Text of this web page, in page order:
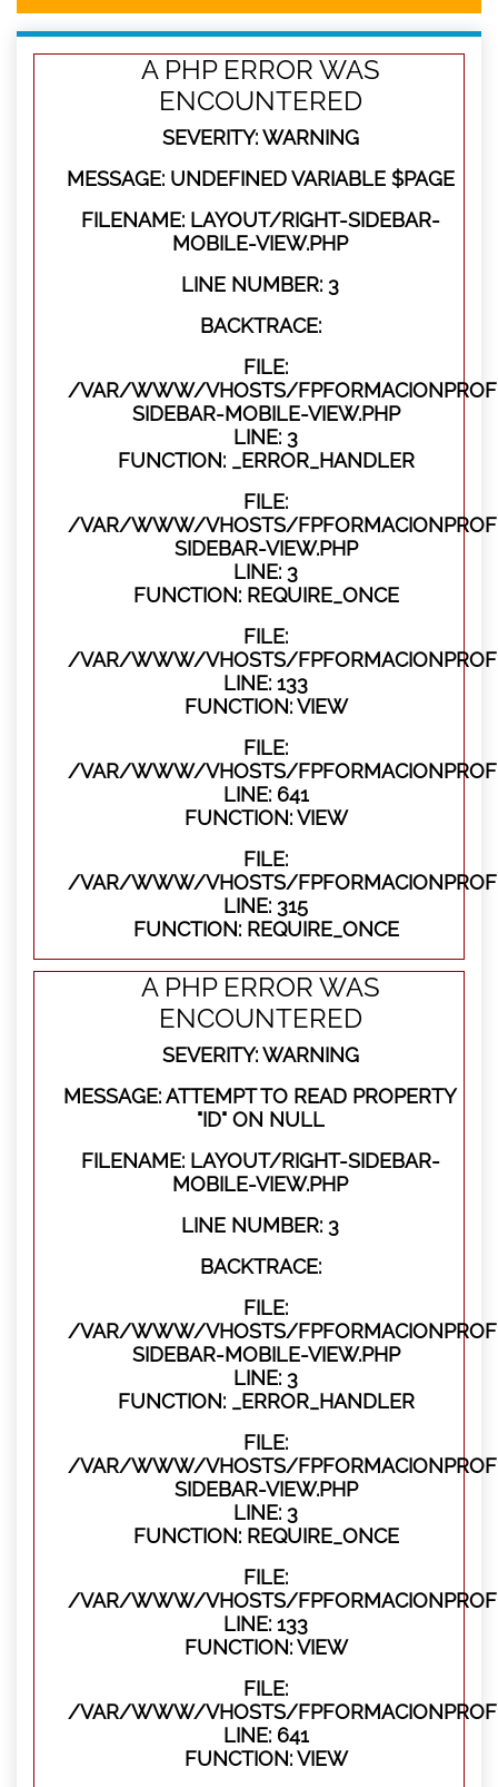
A PHP ERROR WAS
ENCOUNTERED
SEVERITY: WARNING
MESSAGE: UNDEFINED VARIABLE $PAGE
FILENAME: LAYOUT/RIGHT-SIDEBAR-
MOBILE-VIEW.PHP
LINE NUMBER: 3
BACKTRACE:
FILE:
/VAR/WWW/VHOSTS/
SIDEBAR-MOBILE-VIEW.PHP
LINE: 3
FUNCTION: _ERROR_HANDLER
FILE:
/VAR/WWW/VHOSTS/
SIDEBAR-VIEW.PHP
LINE: 3
FUNCTION: REQUIRE_ONCE
FILE:
/VAR/WWW/VHOSTS/
LINE: 133
FUNCTION: VIEW
FILE:
/VAR/WWW/VHOSTS/
LINE: 641
FUNCTION: VIEW
FILE:
/VAR/WWW/VHOSTS/
LINE: 315
FUNCTION: REQUIRE_ONCE
A PHP ERROR WAS
ENCOUNTERED
SEVERITY: WARNING
MESSAGE: ATTEMPT TO READ PROPERTY
"ID" ON NULL
FILENAME: LAYOUT/RIGHT-SIDEBAR-
MOBILE-VIEW.PHP
LINE NUMBER: 3
BACKTRACE:
FILE:
/VAR/WWW/VHOSTS/
SIDEBAR-MOBILE-VIEW.PHP
LINE: 3
FUNCTION: _ERROR_HANDLER
FILE:
/VAR/WWW/VHOSTS/
SIDEBAR-VIEW.PHP
LINE: 3
FUNCTION: REQUIRE_ONCE
FILE:
/VAR/WWW/VHOSTS/
LINE: 133
FUNCTION: VIEW
FILE:
/VAR/WWW/VHOSTS/
LINE: 641
FUNCTION: VIEW